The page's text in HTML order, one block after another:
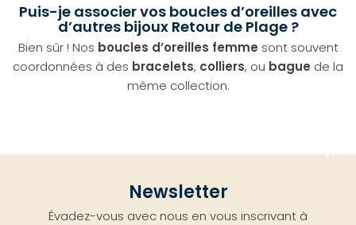
Puis-je associer vos boucles d’oreilles avec
d’autres bijoux Retour de Plage ?
Bien sûr ! Nos boucles d’oreilles femme sont souvent
coordonnées à des bracelets, colliers, ou bague de la
même collection.
Newsletter
Évadez-vous avec nous en vous inscrivant à